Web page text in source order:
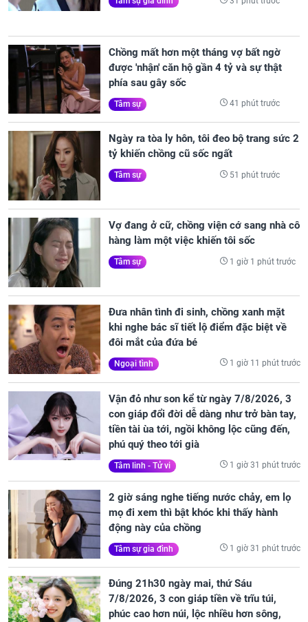
Chồng mất hơn một tháng vợ bất ngờ
được 'nhận' căn hộ gần 4 tỷ và sự thật
phía sau gây sốc
Tâm sự 41 phút trước
Ngày ra tòa ly hôn, tôi đeo bộ trang sức 2
tỷ khiến chồng cũ sốc ngất
Tâm sự 51 phút trước
Vợ đang ở cữ, chồng viện cớ sang nhà cô
hàng làm một việc khiến tôi sốc
Tâm sự 1 giờ 1 phút trước
Đưa nhân tình đi sinh, chồng xanh mặt
khi nghe bác sĩ tiết lộ điểm đặc biệt về
đôi mắt của đứa bé
Ngoại tình 1 giờ 11 phút trước
Vận đỏ như son kể từ ngày 7/8/2026, 3
con giáp đổi đời dễ dàng như trở bàn tay,
tiền tài ùa tới, ngồi không lộc cũng đến,
phú quý theo tới già
Tâm linh - Tử vi 1 giờ 31 phút trước
2 giờ sáng nghe tiếng nước chảy, em lọ
mọ đi xem thì bật khóc khi thấy hành
động này của chồng
Tâm sự gia đình 1 giờ 31 phút trước
Đúng 21h30 ngày mai, thứ Sáu
7/8/2026, 3 con giáp tiền về trĩu túi,
phúc cao hơn núi, lộc nhiều hơn sông,